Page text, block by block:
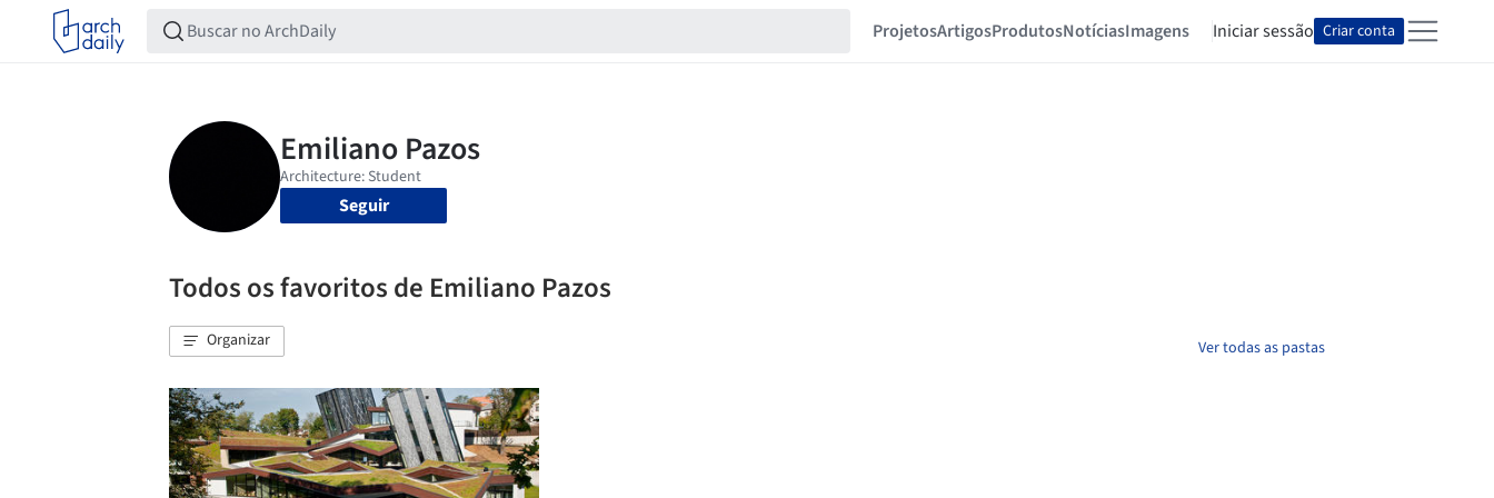
ProjetosArtigosProdutosNotíciasImagens Iniciar sessão Criar conta
Seguir
Todos os favoritos de Emiliano Pazos
Organizar Ver todas as pastas